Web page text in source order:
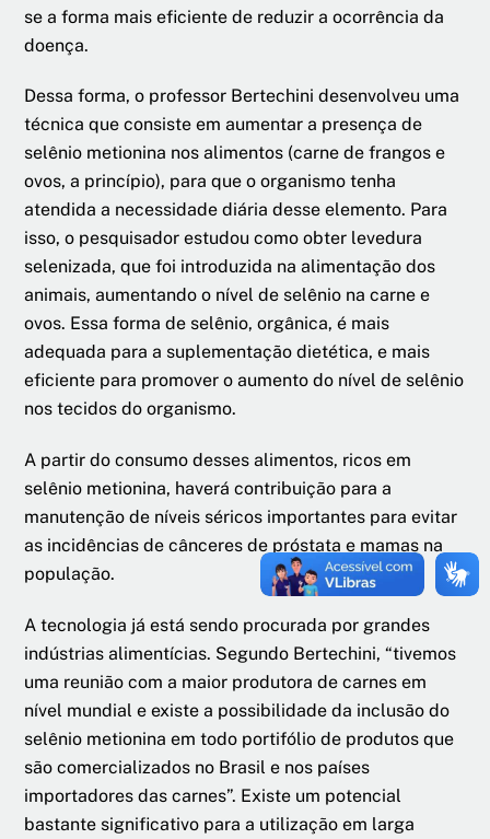
se a forma mais eficiente de reduzir a ocorrência da
doença.
Dessa forma, o professor Bertechini desenvolveu uma
técnica que consiste em aumentar a presença de
selênio metionina nos alimentos (carne de frangos e
ovos, a princípio), para que o organismo tenha
atendida a necessidade diária desse elemento. Para
isso, o pesquisador estudou como obter levedura
selenizada, que foi introduzida na alimentação dos
animais, aumentando o nível de selênio na carne e
ovos. Essa forma de selênio, orgânica, é mais
adequada para a suplementação dietética, e mais
eficiente para promover o aumento do nível de selênio
nos tecidos do organismo.
A partir do consumo desses alimentos, ricos em
selênio metionina, haverá contribuição para a
manutenção de níveis séricos importantes para evitar
as incidências de cânceres de próstata e mamas na
população.
A tecnologia já está sendo procurada por grandes
indústrias alimentícias. Segundo Bertechini, “tivemos
uma reunião com a maior produtora de carnes em
nível mundial e existe a possibilidade da inclusão do
selênio metionina em todo portifólio de produtos que
são comercializados no Brasil e nos países
importadores das carnes”. Existe um potencial
bastante significativo para a utilização em larga